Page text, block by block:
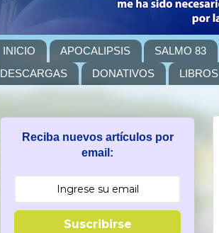
INICIO APOCALIPSIS SALMO 83
DESCARGAS
DONATIVOS LIBROS
Reciba nuevos artículos por
email:
Suscribirse